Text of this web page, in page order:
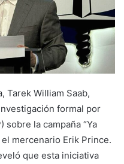
Tarek William Saab,
formal por
la campaña “Ya
mercenario Erik Prince.
que esta iniciativa